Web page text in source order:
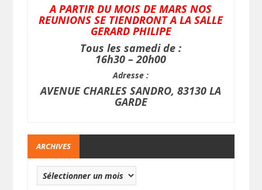
A PARTIR DU MOIS DE MARS NOS
REUNIONS SE TIENDRONT A LA SALLE
GERARD PHILIPE
Tous les samedi de :
16h30 – 20h00
Adresse :
AVENUE CHARLES SANDRO, 83130 LA
GARDE
ARCHIVES